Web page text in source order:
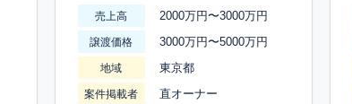
売上高 2000万円〜3000万円
譲渡価格 3000万円〜5000万円
地域 東京都
案件掲載者 直オーナー